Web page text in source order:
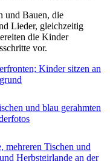
und Bauen, die
Lieder, gleichzeitig
die Kinder
vor.